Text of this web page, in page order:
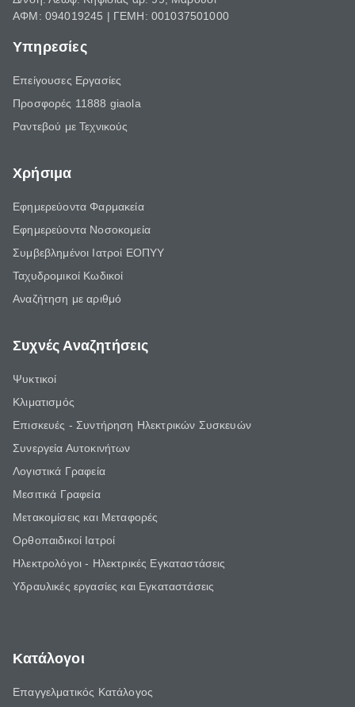
ΑΦΜ: 094019245 | ΓΕΜΗ: 001037501000
Υπηρεσίες
Επείγουσες Εργασίες
Προσφορές 11888 giaola
Ραντεβού με Τεχνικούς
Χρήσιμα
Εφημερεύοντα Φαρμακεία
Εφημερεύοντα Νοσοκομεία
Συμβεβλημένοι Ιατροί ΕΟΠΥΥ
Ταχυδρομικοί Κωδικοί
Αναζήτηση με αριθμό
Συχνές Αναζητήσεις
Ψυκτικοί
Κλιματισμός
Επισκευές - Συντήρηση Ηλεκτρικών Συσκευών
Συνεργεία Αυτοκινήτων
Λογιστικά Γραφεία
Μεσιτικά Γραφεία
Μετακομίσεις και Μεταφορές
Ορθοπαιδικοί Ιατροί
Ηλεκτρολόγοι - Ηλεκτρικές Εγκαταστάσεις
Υδραυλικές εργασίες και Εγκαταστάσεις
Κατάλογοι
Επαγγελματικός Κατάλογος